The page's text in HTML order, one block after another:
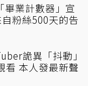
畢業計數器」宣
粉絲500天的告
詭異「抖動」
看 本人發最新聲